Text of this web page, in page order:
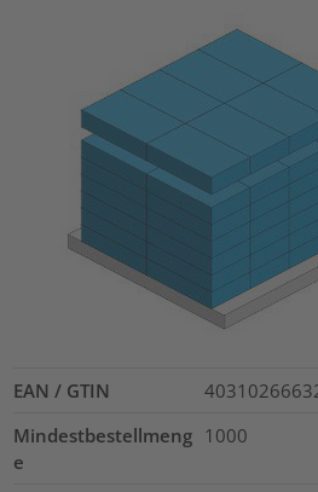
EAN / GTIN
Mindestbestellmeng
e
1000